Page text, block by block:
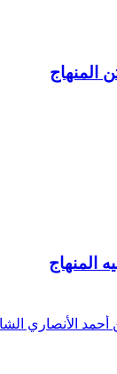
المنهاج
المنهاج
أحمد الأنصاري
بابن الملقن